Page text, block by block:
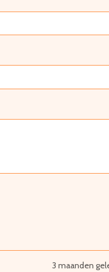
3 maanden